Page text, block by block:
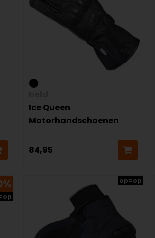
Ice Queen
Motorhandschoenen
84,95
op=op